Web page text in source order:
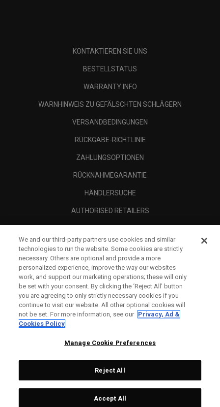
KONTAKTIEREN SIE UNS
BESTELLSTATUS
WARRANTY INFO
WARNHINWEIS ZU GEFÄLSCHTEN SCHLÄGERN
VERSANDBEDINGUNGEN
RÜCKGABE-RICHTLINIE
ZAHLUNGSOPTIONEN
RÜCKNAHMEGARANTIE
HÄNDLERSUCHE
AUTHORISED RETAILERS
UNTERNEHMENSPROFIL
RECHTLICHES-
Topgolf Callaway Brands.
All rights reserved.
We and our third-party partners use cookies and similar
technologies to run the website. Some cookies are strictly
necessary. Others are optional and provide a more
personalized experience, improve the way our websites
work, and support our marketing operations; these will only
be set with your consent. By clicking the ‘Reject All' button
you are agreeing to only strictly necessary cookies if you
continue to visit our website. All other optional cookies will
not be set. For more information, see our Privacy, Ad &
Cookies Policy
Manage Cookie Preferences
Reject All
Accept All